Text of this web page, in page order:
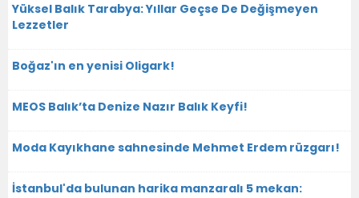
Yüksel Balık Tarabya: Yıllar Geçse De Değişmeyen
Lezzetler
Boğaz'ın en yenisi Oligark!
MEOS Balık’ta Denize Nazır Balık Keyfi!
Moda Kayıkhane sahnesinde Mehmet Erdem rüzgarı!
İstanbul'da bulunan harika manzaralı 5 mekan: